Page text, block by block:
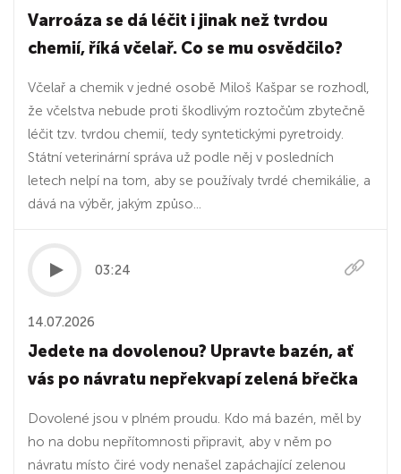
Varroáza se dá léčit i jinak než tvrdou
chemií, říká včelař. Co se mu osvědčilo?
Včelař a chemik v jedné osobě Miloš Kašpar se rozhodl,
že včelstva nebude proti škodlivým roztočům zbytečně
léčit tzv. tvrdou chemií, tedy syntetickými pyretroidy.
Státní veterinární správa už podle něj v posledních
letech nelpí na tom, aby se používaly tvrdé chemikálie, a
dává na výběr, jakým způso...
03:24
14.07.2026
Jedete na dovolenou? Upravte bazén, ať
vás po návratu nepřekvapí zelená břečka
Dovolené jsou v plném proudu. Kdo má bazén, měl by
ho na dobu nepřítomnosti připravit, aby v něm po
návratu místo čiré vody nenašel zapáchající zelenou